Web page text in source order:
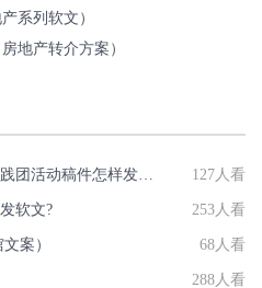
系列软文）
地产转介方案）
[营销技巧]大学生暑期社会实践团活动稿件怎样发布到各大门户网站上？ 127人看
软文? 253人看
案） 68人看
288人看